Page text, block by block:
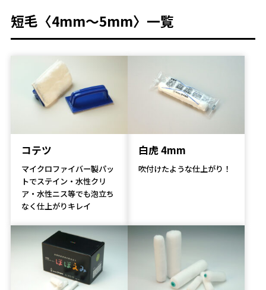
短毛〈4mm～5mm〉一覧
コテツ
マイクロファイバー製パッ
トでステイン・水性クリ
ア・水性ニス等でも泡立ち
なく仕上がりキレイ
白虎 4mm
吹付けたような仕上がり！